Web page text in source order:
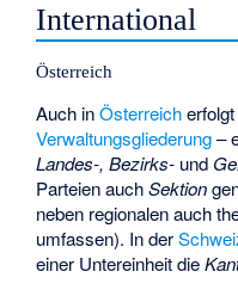
International
Österreich
Auch inÖsterreich
Verwaltungsgliederung–
Landes-, Bezirks- und
Parteien auchSektion
neben regionalen auch
umfassen). In der
einer Untereinheit die